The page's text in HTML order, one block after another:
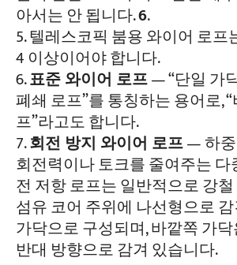
아서는 안 됩니다.6.
텔레스코픽 붐용 와이어 로프
4 이상이어야 합니다.
표준 와이어 로프— “단일 가
폐쇄 로프”를 통칭하는 용어로,
프”라고도 합니다.
회전 방지 와이어 로프— 하중
회전력이나 토크를 줄여주는 다
전 저항 로프는 일반적으로 강
섬유 코어 주위에 나선형으로
가닥으로 구성되며, 바깥쪽 가
반대 방향으로 감겨 있습니다.